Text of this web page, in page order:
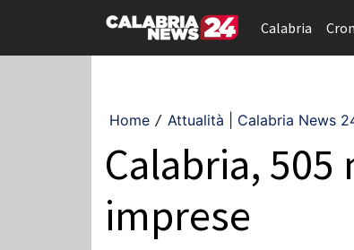
Calabria
Home / Attualità | Calabria News
Calabria,
imprese